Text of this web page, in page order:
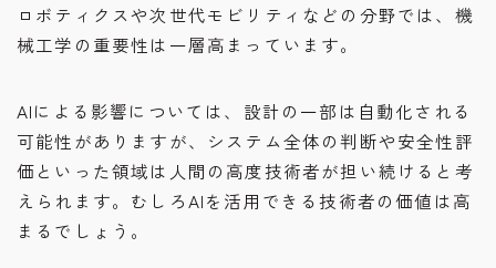
ロボティクスや次世代モビリティなどの分野では、機
械工学の重要性は一層高まっています。
AIによる影響については、設計の一部は自動化される
可能性がありますが、システム全体の判断や安全性評
価といった領域は人間の高度技術者が担い続けると考
えられます。むしろAIを活用できる技術者の価値は高
まるでしょう。